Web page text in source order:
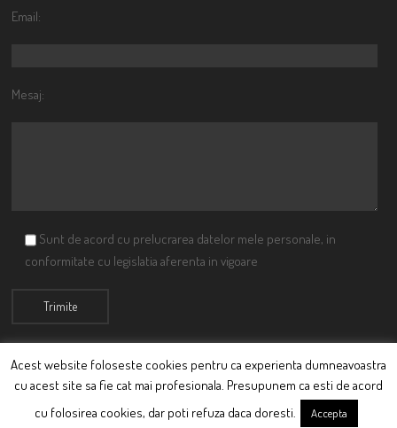
Email:
Mesaj:
Sunt de acord cu prelucrarea datelor mele personale, in
conformitate cu legislatia aferenta in vigoare
© Ciutacu 2015 Parte a Imperiului Ciutacesc.
Acest website foloseste cookies pentru ca experienta dumneavoastra
cu acest site sa fie cat mai profesionala. Presupunem ca esti de acord
cu folosirea cookies, dar poti refuza daca doresti.
Accepta